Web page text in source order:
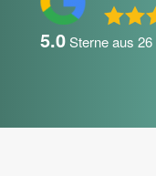
5.0Sterne aus 26